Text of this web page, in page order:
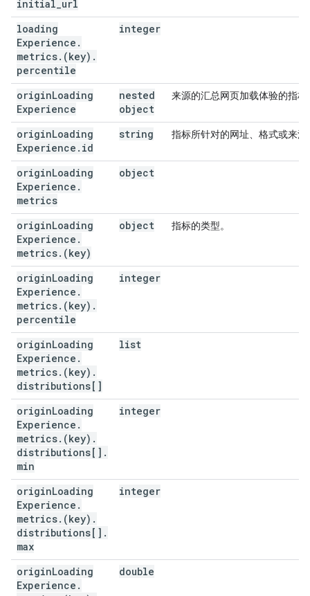
initial url
loading
Experience .
metrics. (key) .
percentile
integer
originLoading
Experience
nested
object
来源的汇总网页加载体验的指标
originLoading
Experience . id
string 指标所针对的网址、格式或来源
originLoading
Experience .
metrics
object
originLoading
Experience .
metrics. (key)
object 指标的类型。
originLoading
Experience .
metrics. (key) .
percentile
integer
originLoading
Experience .
metrics. (key) .
distributions[]
list
originLoading
Experience .
metrics. (key) .
distributions[] .
min
integer
originLoading
Experience .
metrics. (key) .
distributions[] .
max
integer
originLoading
Experience .
double